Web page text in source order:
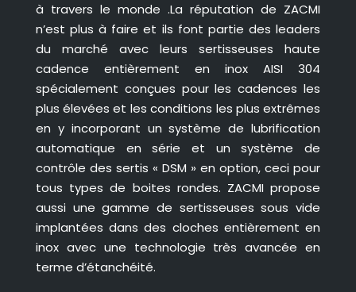
à travers le monde .La réputation de ZACMI
n’est plus à faire et ils font partie des leaders
du marché avec leurs sertisseuses haute
cadence entièrement en inox AISI 304
spécialement conçues pour les cadences les
plus élevées et les conditions les plus extrêmes
en y incorporant un système de lubrification
automatique en série et un système de
contrôle des sertis « DSM » en option, ceci pour
tous types de boites rondes. ZACMI propose
aussi une gamme de sertisseuses sous vide
implantées dans des cloches entièrement en
inox avec une technologie très avancée en
terme d’étanchéité.